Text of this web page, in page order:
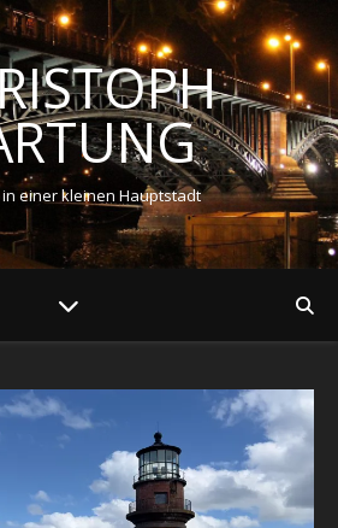
einer kleinen Hauptstadt